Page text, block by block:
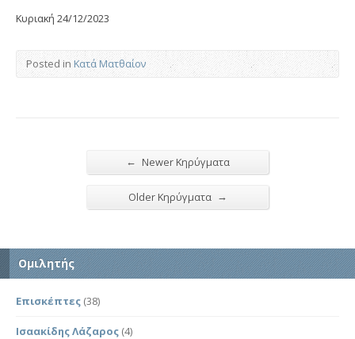
Κυριακή 24/12/2023
Posted in Κατά Ματθαίον
← Newer Κηρύγματα
Older Κηρύγματα →
Ομιλητής
Επισκέπτες (38)
Ισαακίδης Λάζαρος (4)